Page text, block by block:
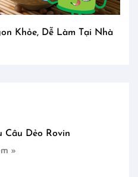
Khỏe, Dễ Làm Tại Nhà
Câu Dẻo Rovin
»